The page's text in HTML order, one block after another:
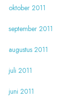
oktober 2011
september 2011
augustus 2011
juli 2011
juni 2011